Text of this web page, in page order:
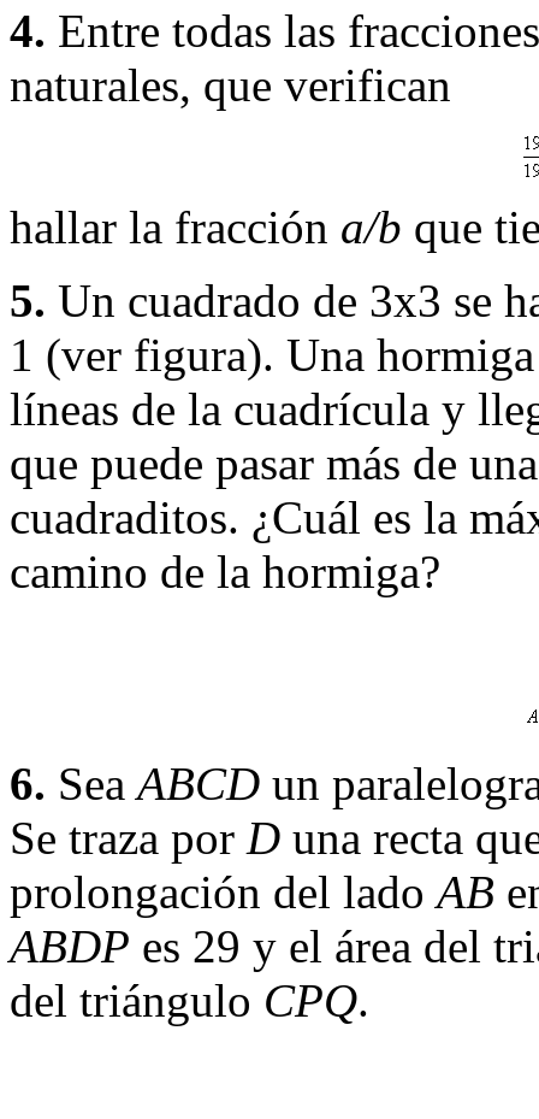
4. Entre todas las
naturales, que verifican
hallar la fracción a/b que
5. Un cuadrado de 3x3 se
1 (ver figura). Una
líneas de la cuadrícula y
que puede pasar más de
cuadraditos. ¿Cuál es la
camino de la hormiga?
6. SeaABCD un
Se traza por D una recta
prolongación del ladoAB
ABDP es 29 y el área del
del triángulo CPQ.